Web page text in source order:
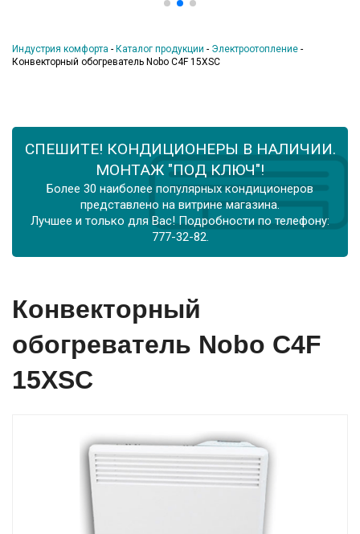
Индустрия комфорта - Каталог продукции - Электроотопление -
Конвекторный обогреватель Nobo C4F 15XSC
СПЕШИТЕ! КОНДИЦИОНЕРЫ В НАЛИЧИИ.
МОНТАЖ "ПОД КЛЮЧ"!
Более 30 наиболее популярных кондиционеров
представлено на витрине магазина.
Лучшее и только для Вас! Подробности по телефону:
777-32-82.
Конвекторный
обогреватель Nobo C4F
15XSC